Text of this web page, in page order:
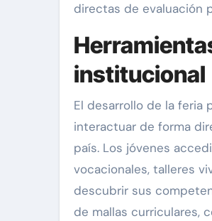
directas de evaluación
institucional
El desarrollo de la feria
interactuar de forma
país. Los jóvenes
vocacionales, talleres
descubrir sus
de mallas curriculares,